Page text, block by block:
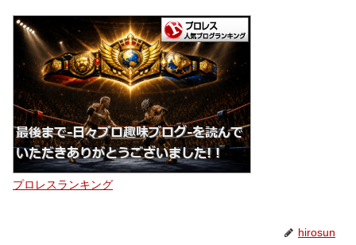
プロレスランキング
hirosun